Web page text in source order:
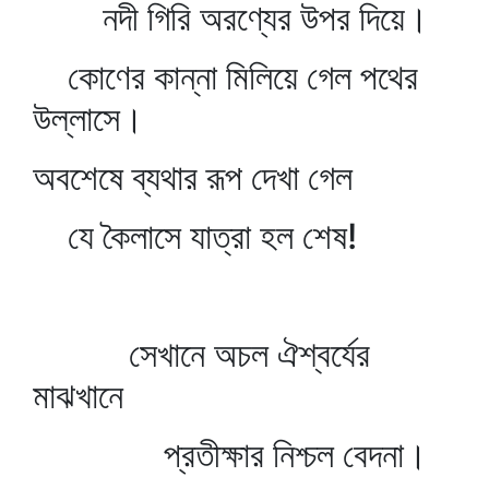
নদী গিরি অরণ্যের উপর দিয়ে।
কোণের কান্না মিলিয়ে গেল পথের
উল্লাসে।
অবশেষে ব্যথার রূপ দেখা গেল
যে কৈলাসে যাত্রা হল শেষ!
সেখানে অচল ঐশ্বর্যের
মাঝখানে
প্রতীক্ষার নিশ্চল বেদনা।